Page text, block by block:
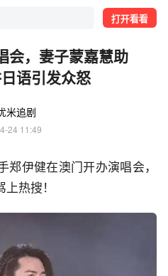
打开看看
会，妻子蒙嘉慧助
语引发众怒
米追剧
24 11:49
伊健在澳门开办演唱会，
热搜！